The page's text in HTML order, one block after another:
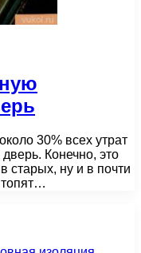
30% всех утрат
Конечно, это
старых, ну и в почти